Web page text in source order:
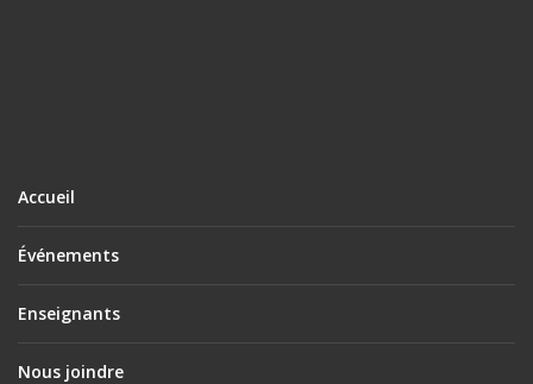
Accueil
Événements
Enseignants
Nous joindre